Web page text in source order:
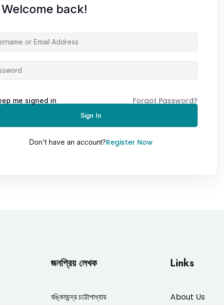
Welcome back!
me signed in
Forgot Password?
Sign In
Don't have an account?Register Now
জনপ্রিয় লেখক
বঙ্কিমচন্দ্র চট্টোপাধ্যায়
Links
About Us
Don’t have an account?